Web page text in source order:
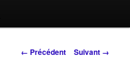
Navigation
← Précédent Suivant →